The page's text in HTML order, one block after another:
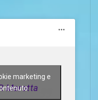
Marotta
marketing e